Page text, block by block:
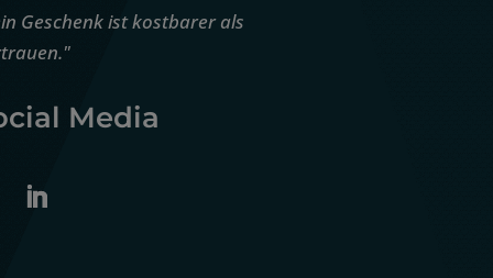
Geschenk ist kostbarer als
Media